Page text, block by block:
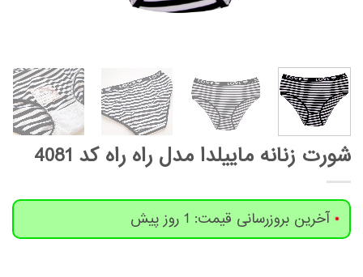
شورت زنانه ماییلدا مدل راه راه کد 4081
آخرین بروزرسانی قیمت: 1 روز پیش